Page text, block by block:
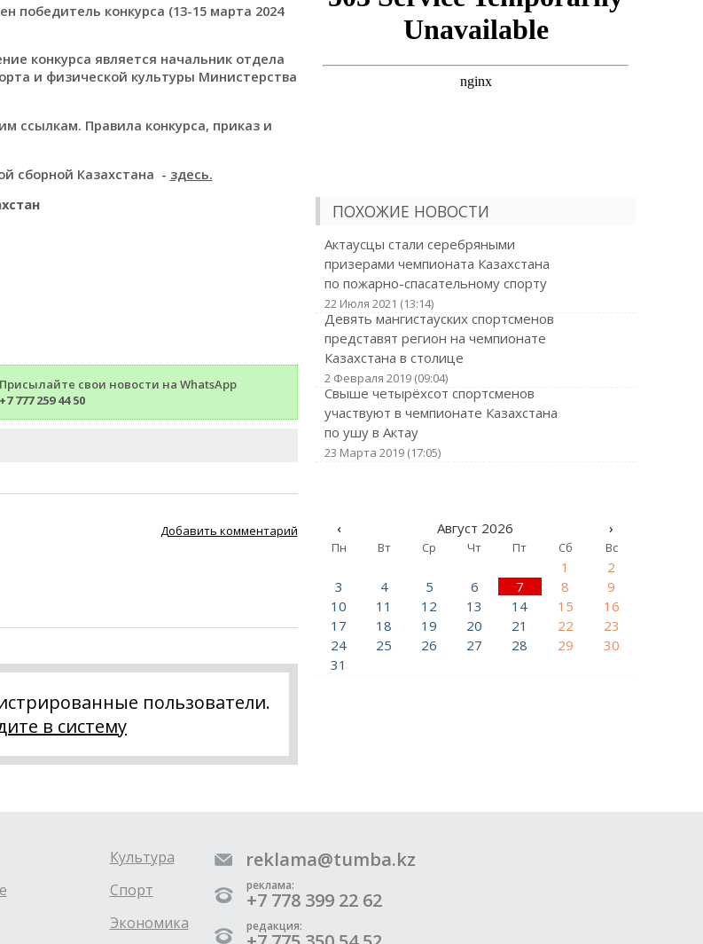
победитель конкурса (13-15 марта 2024
конкурса является начальник отдела
и физической культуры Министерства
Правила конкурса, приказ и
сборной Казахстана - здесь.
Присылайте свои новости на WhatsApp
+7 777 259 44 50
Добавить комментарий
пользователи.
в систему
ПОХОЖИЕ НОВОСТИ
Актаусцы стали серебряными
призерами чемпионата Казахстана
по пожарно-спасательному спорту
22 Июля 2021 (13:14)
Девять мангистауских спортсменов
представят регион на чемпионате
Казахстана в столице
2 Февраля 2019 (09:04)
Свыше четырёхсот спортсменов
участвуют в чемпионате Казахстана
по ушу в Актау
23 Марта 2019 (17:05)
‹ Август 2026 ›
Пн Вт Ср Чт Пт Сб Вс
1
2
3
4 5 6 7 8
9
10
11 12 13 14 15
16
17
18 19 20 21 22
23
24
25 26 27 28 29
30
31
Культура
Спорт
Экономика
reklama@tumba.kz
реклама:
+7 778 399 22 62
редакция: